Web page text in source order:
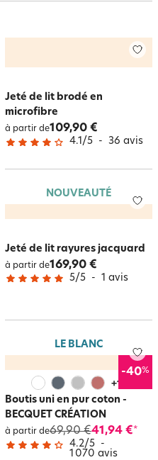
Jeté de lit brodé en
microfibre
à partir de109,90 €
4.1/5 - 36 avis
NOUVEAUTÉ
Jeté de lit rayures jacquard
à partir de169,90 €
5/5 - 1 avis
LE BLANC
-40%
+12
Boutis uni en pur coton -
BECQUET CRÉATION
à partir de69,90 €41,94 €*
4.2/5 -
1 070 avis